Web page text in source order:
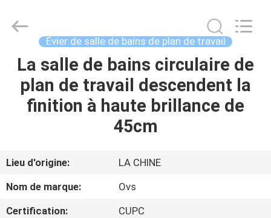
MAISON
PRODUITS
SUJET
DE
NOUS
bains
bathroomstoilet.com.
Évier de salle de bains de plan de travail
La salle de bains circulaire de
plan de travail descendent la
finition à haute brillance de
45cm
Lieu d'origine:
LA CHINE
Nom de marque:
Ovs
Certification:
CUPC